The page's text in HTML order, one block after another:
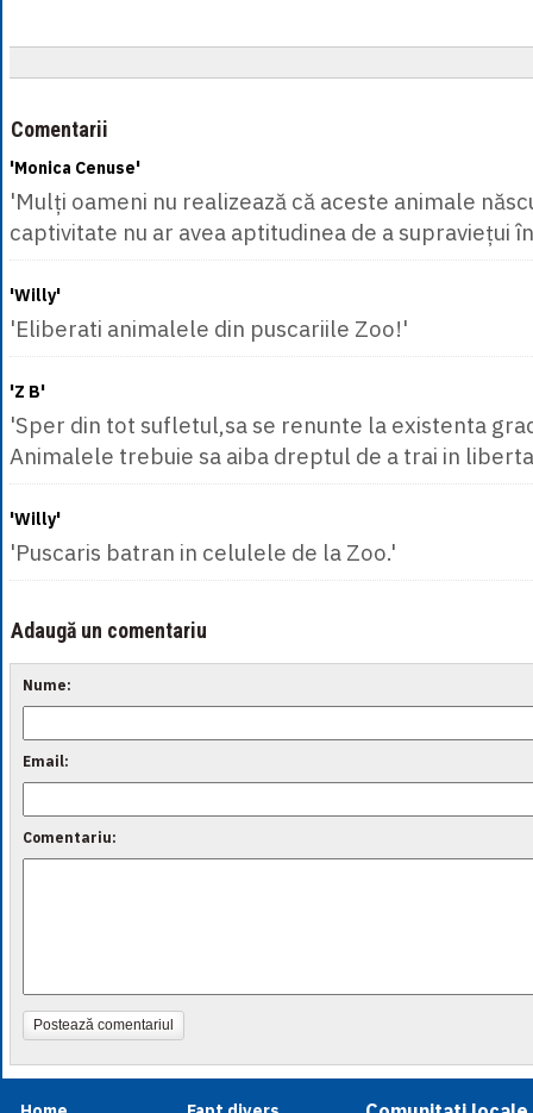
Comentarii
'Monica Cenuse'
'Mulți oameni nu realizează că aceste animale
captivitate nu ar avea aptitudinea de a supraviețui
'Willy'
'Eliberati animalele din puscariile Zoo!'
'Z B'
'Sper din tot sufletul,sa se renunte la existenta
Animalele trebuie sa aiba dreptul de a trai in
'Willy'
'Puscaris batran in celulele de la Zoo.'
Adaugă un comentariu
Nume:
Email:
Comentariu:
Postează comentariul